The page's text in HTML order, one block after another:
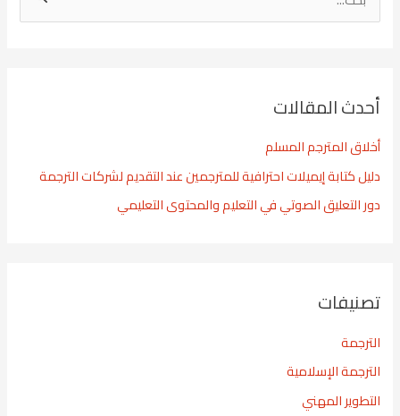
ل
ث
ن
:
أحدث المقالات
أخلاق المترجم المسلم
دليل كتابة إيميلات احترافية للمترجمين عند التقديم لشركات الترجمة
دور التعليق الصوتي في التعليم والمحتوى التعليمي
تصنيفات
الترجمة
الترجمة الإسلامية
التطوير المهني